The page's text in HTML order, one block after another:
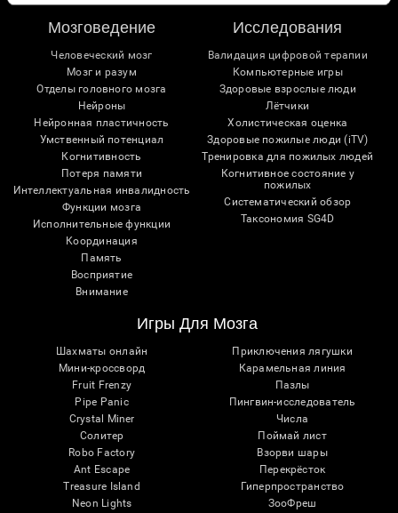
Мозговедение
Человеческий мозг
Мозг и разум
Отделы головного мозга
Нейроны
Нейронная пластичность
Умственный потенциал
Когнитивность
Потеря памяти
Интеллектуальная инвалидность
Функции мозга
Исполнительные функции
Координация
Память
Восприятие
Внимание
Исследования
Валидация цифровой терапии
Компьютерные игры
Здоровые взрослые люди
Лётчики
Холистическая оценка
Здоровые пожилые люди (iTV)
Тренировка для пожилых людей
Когнитивное состояние у
пожилых
Систематический обзор
Таксономия SG4D
Игры Для Мозга
Шахматы онлайн
Мини-кроссворд
Fruit Frenzy
Pipe Panic
Crystal Miner
Солитер
Robo Factory
Ant Escape
Treasure Island
Neon Lights
Приключения лягушки
Карамельная линия
Пазлы
Пингвин-исследователь
Числа
Поймай лист
Взорви шары
Перекрёсток
Гиперпространство
ЗооФреш